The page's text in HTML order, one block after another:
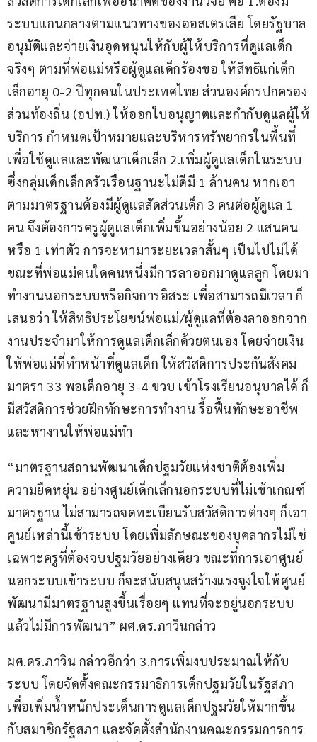
ระบบแกนกลางตามแนวทางของออสเตรเลีย โดยรัฐบาล
อนุมัติและจ่ายเงินอุดหนุนให้กับผู้ให้บริการที่ดูแลเด็ก
จริงๆ ตามที่พ่อแม่หรือผู้ดูแลเด็กร้องขอ ให้สิทธิแก่เด็ก
เล็กอายุ 0-2 ปีทุกคนในประเทศไทย ส่วนองค์กรปกครอง
ส่วนท้องถิ่น (อปท.) ให้ออกใบอนุญาตและกำกับดูแลผู้ให้
บริการ กำหนดเป้าหมายและบริหารทรัพยากรในพื้นที่
เพื่อใช้ดูแลและพัฒนาเด็กเล็ก 2.เพิ่มผู้ดูแลเด็กในระบบ
ซึ่งกลุ่มเด็กเล็กครัวเรือนฐานะไม่ดีมี 1 ล้านคน หากเอา
ตามมาตรฐานต้องมีผู้ดูแลสัดส่วนเด็ก 3 คนต่อผู้ดูแล 1
คน จึงต้องการครูผู้ดูแลเด็กเพิ่มขึ้นอย่างน้อย 2 แสนคน
หรือ 1 เท่าตัว การจะหามาระยะเวลาสั้นๆ เป็นไปไม่ได้
ขณะที่พ่อแม่คนใดคนหนึ่งมีการลาออกมาดูแลลูก โดยมา
ทำงานนอกระบบหรือกิจการอิสระ เพื่อสามารถมีเวลา ก็
เสนอว่า ให้สิทธิประโยชน์พ่อแม่/ผู้ดูแลที่ต้องลาออกจาก
งานประจำมาให้การดูแลเด็กเล็กด้วยตนเอง โดยจ่ายเงิน
ให้พ่อแม่ที่ทำหน้าที่ดูแลเด็ก ให้สวัสดิการประกันสังคม
มาตรา 33 พอเด็กอายุ 3-4 ขวบ เข้าโรงเรียนอนุบาลได้ ก็
มีสวัสดิการช่วยฝึกทักษะการทำงาน รื้อฟื้นทักษะอาชีพ
และหางานให้พ่อแม่ทำ
“มาตรฐานสถานพัฒนาเด็กปฐมวัยแห่งชาติต้องเพิ่ม
ความยืดหยุ่น อย่างศูนย์เด็กเล็กนอกระบบที่ไม่เข้าเกณฑ์
มาตรฐาน ไม่สามารถจดทะเบียนรับสวัสดิการต่างๆ ก็เอา
ศูนย์เหล่านี้เข้าระบบ โดยเพิ่มลักษณะของบุคลากรไม่ใช่
เฉพาะครูที่ต้องจบปฐมวัยอย่างเดียว ขณะที่การเอาศูนย์
นอกระบบเข้าระบบ ก็จะสนับสนุนสร้างแรงจูงใจให้ศูนย์
พัฒนามีมาตรฐานสูงขึ้นเรื่อยๆ แทนที่จะอยู่นอกระบบ
แล้วไม่มีการพัฒนา” ผศ.ดร.ภาวินกล่าว
ผศ.ดร.ภาวิน กล่าวอีกว่า 3.การเพิ่มงบประมาณให้กับ
ระบบ โดยจัดตั้งคณะกรรมาธิการเด็กปฐมวัยในรัฐสภา
เพื่อเพิ่มน้ำหนักประเด็นการดูแลเด็กปฐมวัยให้มากขึ้น
กับสมาชิกรัฐสภา และจัดตั้งสำนักงานคณะกรรมการการ